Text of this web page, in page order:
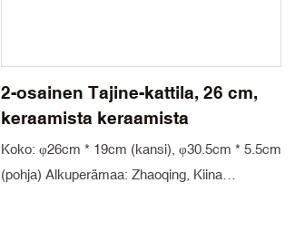
2-osainen Tajine-kattila, 26 cm,
keraamista keraamista
Koko: φ26cm * 19cm (kansi), φ30.5cm * 5.5cm
(pohja) Alkuperämaa: Zhaoqing, Kiina